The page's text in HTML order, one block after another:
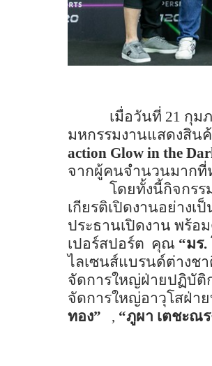
เมื่อวันที่ 21 กุม
มหกรรมงานแสดงสิน
action Glow in the
จากผู้คนจำนวนมากที่
โดยทั้งนี้กิจกรร
เกียรติเปิดงานอย่างเ
ประธานเปิดงาน พร้อ
เปอร์สปอร์ต คุณ “มร.
ไลเซนส์แบรนด์ต่างช
จัดการใหญ่ฝ่ายปฏิบัติ
จัดการใหญ่อาวุโสฝ่า
ทอง”
, “ภูผา เตชะณร